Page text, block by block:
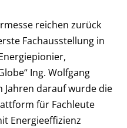
reichen zurück
Fachausstellung in
Ing. Wolfgang
Jahren darauf wurde die
für Fachleute
Energieeffizienz